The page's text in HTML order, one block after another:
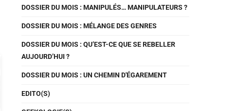
DOSSIER DU MOIS : MANIPULÉS… MANIPULATEURS ?
DOSSIER DU MOIS : MÉLANGE DES GENRES
DOSSIER DU MOIS : QU’EST-CE QUE SE REBELLER
AUJOURD’HUI ?
DOSSIER DU MOIS : UN CHEMIN D'ÉGAREMENT
EDITO(S)